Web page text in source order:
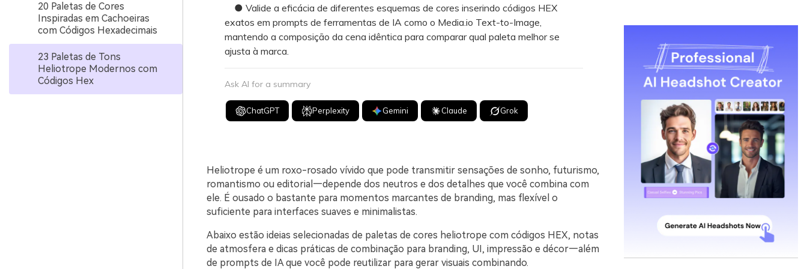
20 Paletas de Cores
Inspiradas em Cachoeiras
com Códigos Hexadecimais
23 Paletas de Tons
Heliotrope Modernos com
Códigos Hex
● Valide a eficácia de diferentes esquemas de cores inserindo códigos HEX
exatos em prompts de ferramentas de IA como o Media.io Text-to-Image,
mantendo a composição da cena idêntica para comparar qual paleta melhor se
ajusta à marca.
Ask AI for a summary
ChatGPT Perplexity Gemini Claude Grok
Heliotrope é um roxo-rosado vívido que pode transmitir sensações de sonho, futurismo,
romantismo ou editorial—depende dos neutros e dos detalhes que você combina com
ele. É ousado o bastante para momentos marcantes de branding, mas flexível o
suficiente para interfaces suaves e minimalistas.
Abaixo estão ideias selecionadas de paletas de cores heliotrope com códigos HEX, notas
de atmosfera e dicas práticas de combinação para branding, UI, impressão e décor—além
de prompts de IA que você pode reutilizar para gerar visuais combinando.